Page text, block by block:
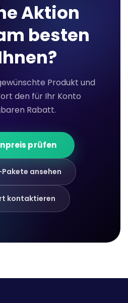
Aktion
besten
Produkt und
den für Ihr Konto
Rabatt.
prüfen
ansehen
kontaktieren